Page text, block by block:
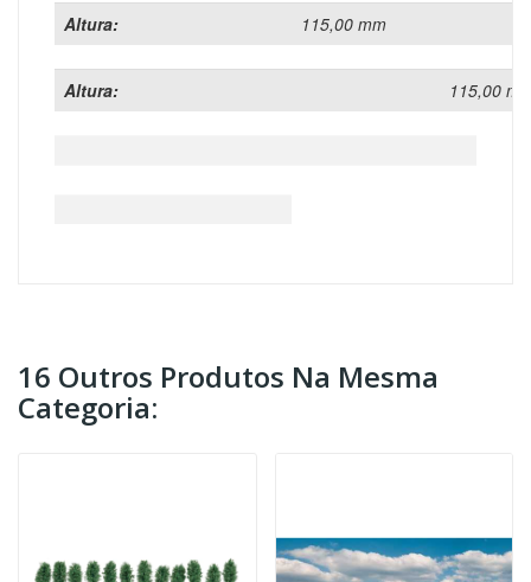
Altura:
115,00 mm
Altura: 115,00
16 Outros Produtos Na Mesma
Categoria: